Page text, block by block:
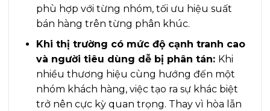
phù hợp với từng nhóm, tối ưu hiệu suất
bán hàng trên từng phân khúc.
Khi thị trường có mức độ cạnh tranh cao
và người tiêu dùng dễ bị phân tán: Khi
nhiều thương hiệu cùng hướng đến một
nhóm khách hàng, việc tạo ra sự khác biệt
trở nên cực kỳ quan trọng. Thay vì hòa lẫn